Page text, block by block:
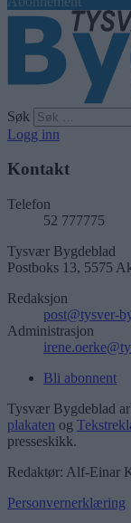
Søk
Logg inn
Kontakt
Telefon
52 777775
Tysvær Bygdeblad
Postboks 13, 5575
Redaksjon
post@tysver-
Administrasjon
Bli abonnent
Tysvær Bygdeblad
plakaten og
presseskikk.
Redaktør: Alf-Einar
Personvernerklæring